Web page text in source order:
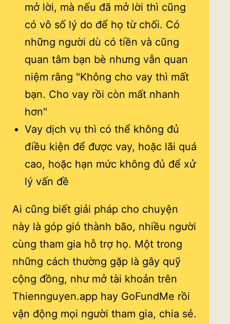
mở lời, mà nếu đã mở lời thì cũng
có vô số lý do để họ từ chối. Có
những người dù có tiền và cũng
quan tâm bạn bè nhưng vẫn quan
niệm rằng "Không cho vay thì mất
bạn. Cho vay rồi còn mất nhanh
hơn"
Vay dịch vụ thì có thể không đủ
điều kiện để được vay, hoặc lãi quá
cao, hoặc hạn mức không đủ để xử
lý vấn đề
Ai cũng biết giải pháp cho chuyện
này là góp gió thành bão, nhiều người
cùng tham gia hỗ trợ họ. Một trong
những cách thường gặp là gây quỹ
cộng đồng, như mở tài khoản trên
Thiennguyen.app hay GoFundMe rồi
vận động mọi người tham gia, chia sẻ.